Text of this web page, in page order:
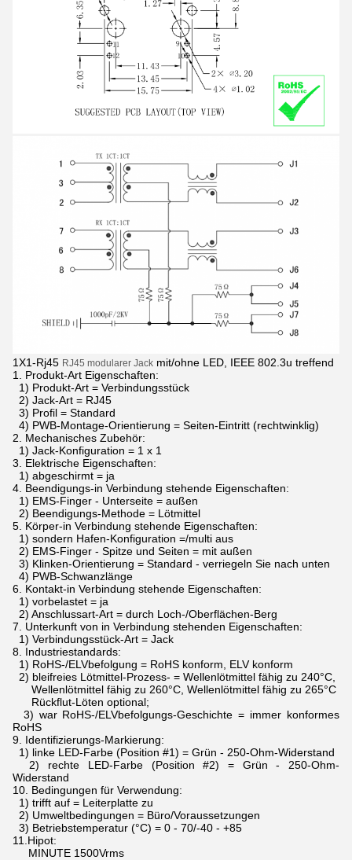
1X1-Rj45 RJ45 modularer Jack mit/ohne LED, IEEE 802.3u treffend
1. Produkt-Art Eigenschaften:
1) Produkt-Art = Verbindungsstück
2) Jack-Art = RJ45
3) Profil = Standard
4) PWB-Montage-Orientierung = Seiten-Eintritt (rechtwinklig)
2. Mechanisches Zubehör:
1) Jack-Konfiguration = 1 x 1
3. Elektrische Eigenschaften:
1) abgeschirmt = ja
4. Beendigungs-in Verbindung stehende Eigenschaften:
1) EMS-Finger - Unterseite = außen
2) Beendigungs-Methode = Lötmittel
5. Körper-in Verbindung stehende Eigenschaften:
1) sondern Hafen-Konfiguration =/multi aus
2) EMS-Finger - Spitze und Seiten = mit außen
3) Klinken-Orientierung = Standard - verriegeln Sie nach unten
4) PWB-Schwanzlänge
6. Kontakt-in Verbindung stehende Eigenschaften:
1) vorbelastet = ja
2) Anschlussart-Art = durch Loch-/Oberflächen-Berg
7. Unterkunft von in Verbindung stehenden Eigenschaften:
1) Verbindungsstück-Art = Jack
8. Industriestandards:
1) RoHS-/ELVbefolgung = RoHS konform, ELV konform
2) bleifreies Lötmittel-Prozess- = Wellenlötmittel fähig zu 240°C,
Wellenlötmittel fähig zu 260°C, Wellenlötmittel fähig zu 265°C
Rückflut-Löten optional;
3) war RoHS-/ELVbefolgungs-Geschichte = immer konformes
RoHS
9. Identifizierungs-Markierung:
1) linke LED-Farbe (Position #1) = Grün - 250-Ohm-Widerstand
2) rechte LED-Farbe (Position #2) = Grün - 250-Ohm-
Widerstand
10. Bedingungen für Verwendung:
1) trifft auf = Leiterplatte zu
2) Umweltbedingungen = Büro/Voraussetzungen
3) Betriebstemperatur (°C) = 0 - 70/-40 - +85
11.Hipot:
MINUTE 1500Vrms